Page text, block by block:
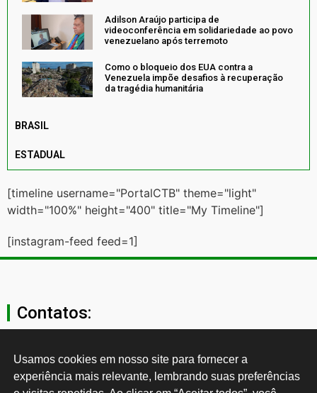
Adilson Araújo participa de
videoconferência em solidariedade ao povo
venezuelano após terremoto
Como o bloqueio dos EUA contra a
Venezuela impõe desafios à recuperação
da tragédia humanitária
BRASIL
ESTADUAL
[timeline username="PortalCTB" theme="light"
width="100%" height="400" title="My Timeline"]
[instagram-feed feed=1]
Contatos:
secgeral@ctb.org.br
11 3874-0040
Usamos cookies em nosso site para fornecer a
experiência mais relevante, lembrando suas preferências